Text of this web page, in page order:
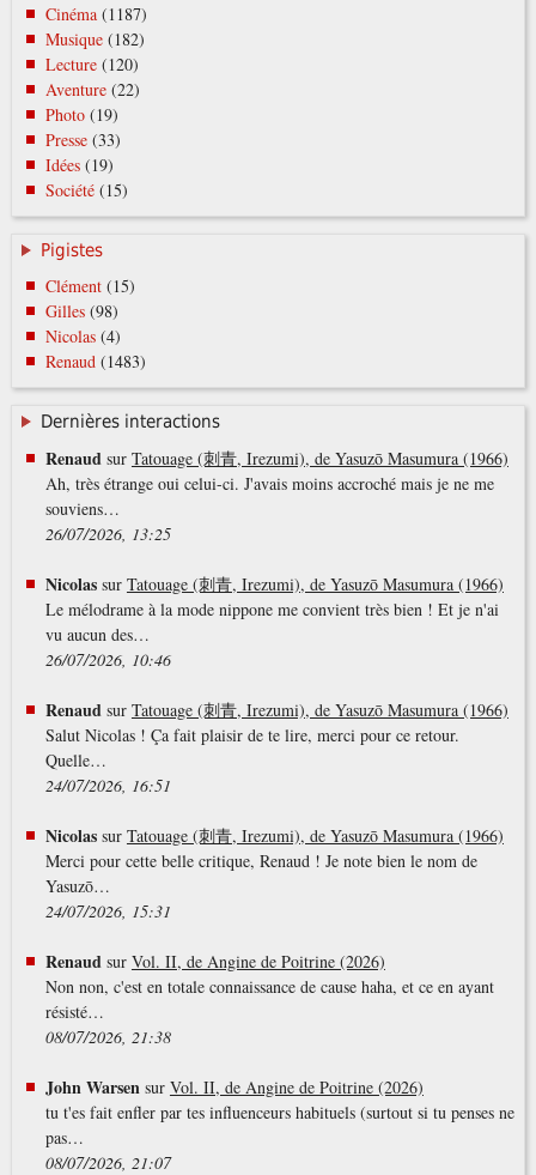
Cinéma (1187)
Musique (182)
Lecture (120)
Aventure (22)
Photo (19)
Presse (33)
Idées (19)
Société (15)
Pigistes
Clément(15)
Gilles(98)
Nicolas(4)
Renaud(1483)
Dernières interactions
Renaud sur Tatouage (刺青, Irezumi), de Yasuzō Masumura (1966)
Ah, très étrange oui celui-ci. J'avais moins accroché mais je ne me
souviens…
26/07/2026, 13:25
Nicolassur Tatouage (刺青, Irezumi), de Yasuzō Masumura (1966)
Le mélodrame à la mode nippone me convient très bien ! Et je n'ai
vu aucun des…
26/07/2026, 10:46
Renaud sur Tatouage (刺青, Irezumi), de Yasuzō Masumura (1966)
Salut Nicolas ! Ça fait plaisir de te lire, merci pour ce retour.
Quelle…
24/07/2026, 16:51
Nicolassur Tatouage (刺青, Irezumi), de Yasuzō Masumura (1966)
Merci pour cette belle critique, Renaud ! Je note bien le nom de
Yasuzō…
24/07/2026, 15:31
Renaud sur Vol. II, de Angine de Poitrine (2026)
Non non, c'est en totale connaissance de cause haha, et ce en ayant
résisté…
08/07/2026, 21:38
John Warsen sur Vol. II, de Angine de Poitrine (2026)
tu t'es fait enfler par tes influenceurs habituels (surtout si tu penses ne
pas…
08/07/2026, 21:07